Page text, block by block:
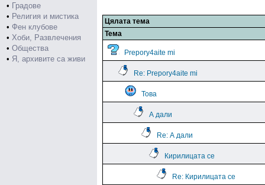
• Градове
• Религия и мистика
• Фен клубове
• Хоби, Развлечения
• Общества
• Я, архивите са живи
Цялата тема
Тема
Prepory4aite mi
Re: Prepory4aite mi
Това
А дали
Re: А дали
Кирилицата се
Re: Кирилицата се